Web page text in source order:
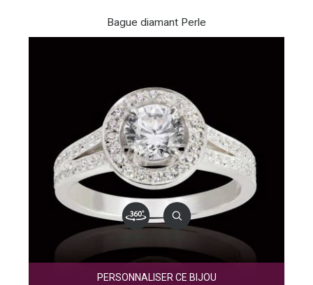
Bague diamant Perle
PERSONNALISER CE BIJOU